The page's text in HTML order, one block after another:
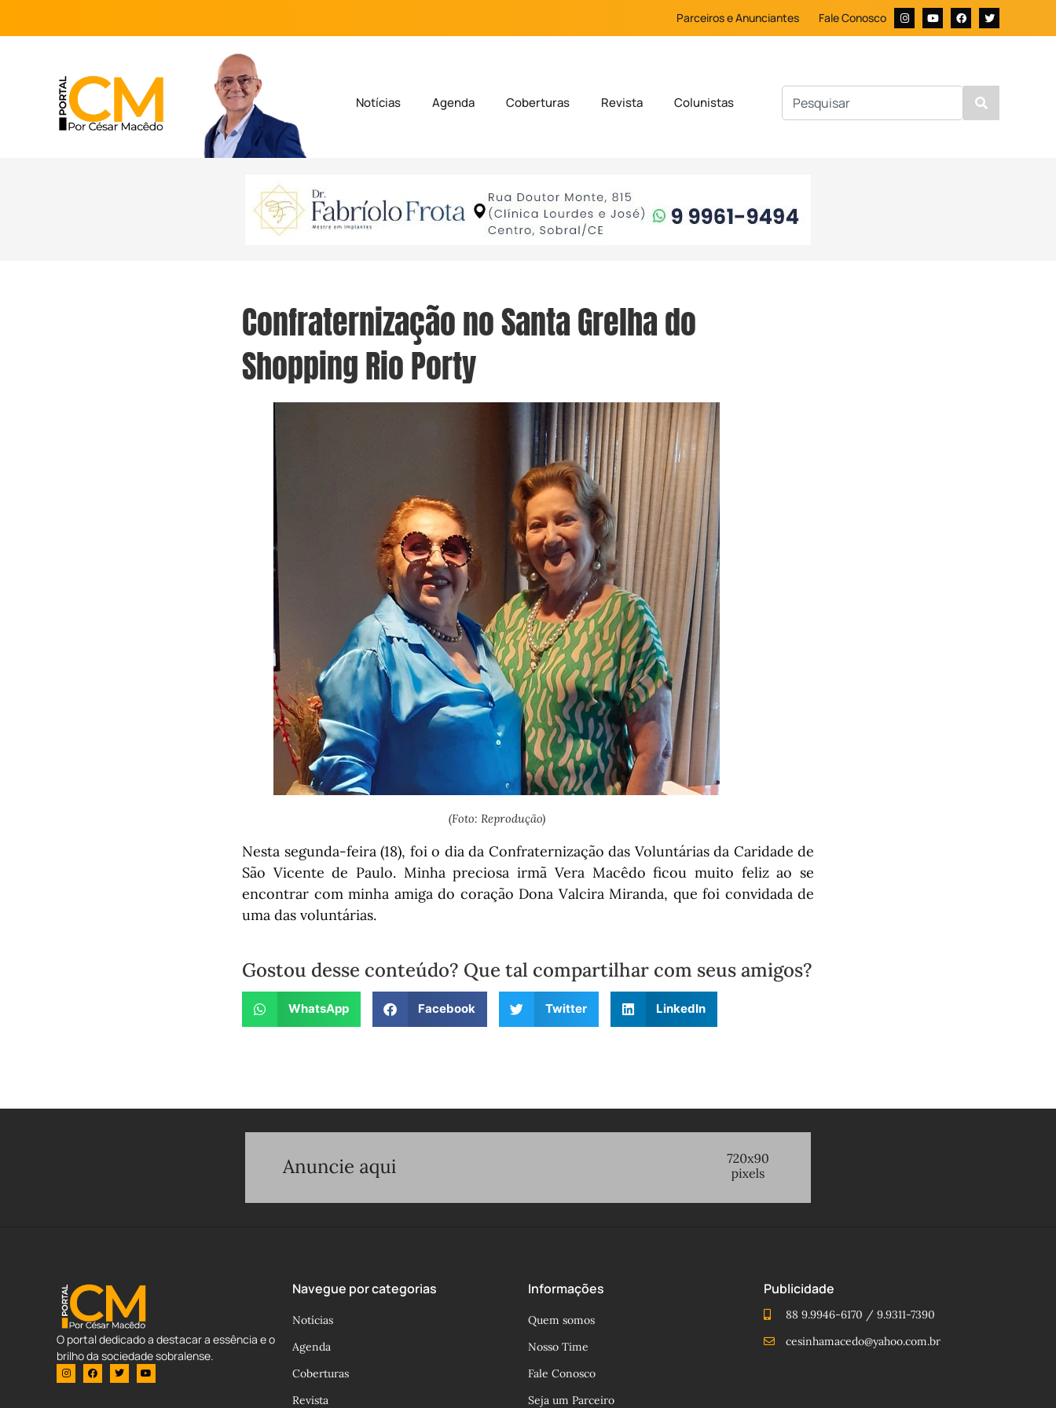
Parceiros e Anunciantes Fale Conosco
Notícias Agenda Coberturas Revista Colunistas
Confraternização no Santa Grelha do
Shopping Rio Porty
(Foto: Reprodução)
Nesta segunda-feira (18), foi o dia da Confraternização das Voluntárias da Caridade de
São Vicente de Paulo. Minha preciosa irmã Vera Macêdo ficou muito feliz ao se
encontrar com minha amiga do coração Dona Valcira Miranda, que foi convidada de
uma das voluntárias.
Gostou desse conteúdo? Que tal compartilhar com seus amigos?
WhatsApp Facebook Twitter LinkedIn
O portal dedicado a destacar a essência e o
brilho da sociedade sobralense.
Navegue por categorias
Notícias
Agenda
Coberturas
Revista
Informações
Quem somos
Nosso Time
Fale Conosco
Seja um Parceiro
Publicidade
88 9.9946-6170 / 9.9311-7390
cesinhamacedo@yahoo.com.br